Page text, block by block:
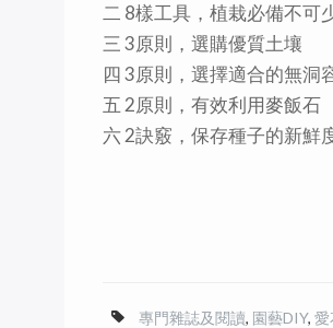
二 8樣工具，植栽必備不可
三 3原則，選購優質土壤
四 3原則，選擇適合的無洞
五 2原則，有效利用麥飯石
六 2訣竅，保存種子的新鮮
專門雜誌及閱讀, 園藝DIY, 愛